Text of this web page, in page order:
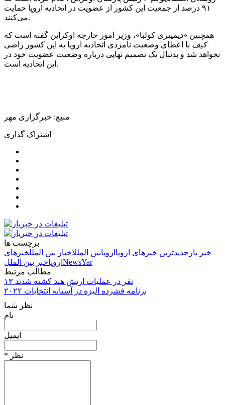
۹۱ درصد از جمعیت این کشور از عضویت در اتحادیه اروپا حمایت
می‌کنند.
همچنین «دیمیتری کولبا»، وزیر امور خارجه اوکراین گفته است که
کیف با اعطای وضعیت نامزدی اتحادیه اروپا به این کشور راضی
نخواهد شد و بدنبال یک تصمیم نهایی درباره وضعیت عضویت خود در
این اتحادیه است.
منبع: خبرگزاری مهر
اشتراک گذاری
برچسب ها
خبر یار جدیدترین خبرهای اروپا اروپابین المللاخبار بین المللخبرهای
اروپاخبر بین الملل
NewsYar
مطالب مرتبط
۱۳ نفر در عملیات ارتش هند کشته شدند
برنامه فشرده الیزه در آستانه انتخابات ۲۰۲۲
نظر شما
نام
ایمیل
* نظر